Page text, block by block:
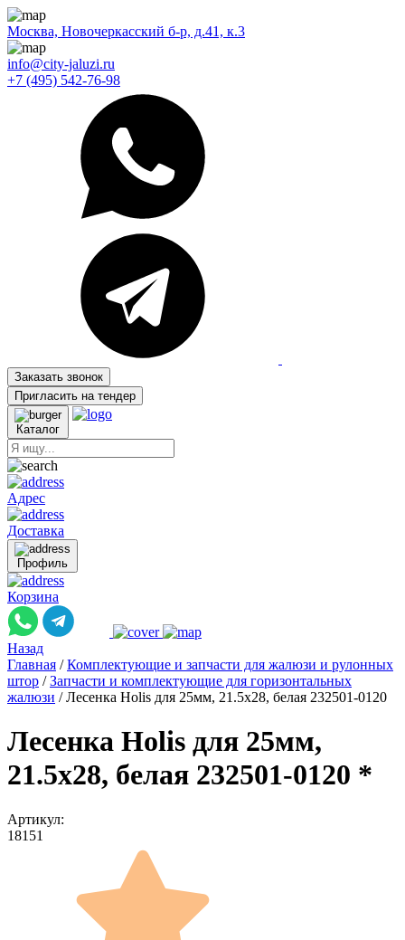
Москва, Новочеркасский б-р, д.41, к.3
info@city-jaluzi.ru
+7 (495) 542-76-98
Заказать звонок
Пригласить на тендер
Каталог
Адрес
Доставка
Профиль
Корзина
Назад
Главная / Комплектующие и запчасти для жалюзи и рулонных
штор / Запчасти и комплектующие для горизонтальных
жалюзи / Лесенка Holis для 25мм, 21.5x28, белая 232501-0120
Лесенка Holis для 25мм,
21.5x28, белая 232501-0120 *
Артикул:
18151